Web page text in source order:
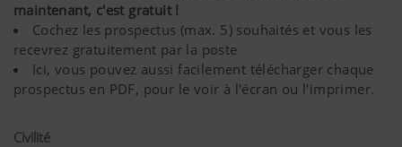
maintenant, c'est gratuit !
Cochez les prospectus (max. 5) souhaités et vous les
recevrez gratuitement par la poste
Ici, vous pouvez aussi facilement télécharger chaque
prospectus en PDF, pour le voir à l'écran ou l'imprimer.
Civilité